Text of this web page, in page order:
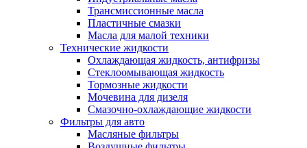
Трансмиссионные масла
Пластичные смазки
Масла для малой техники
Технические жидкости
Охлаждающая жидкость, антифризы
Стеклоомывающая жидкость
Тормозные жидкости
Мочевина для дизеля
Смазочно-охлаждающие жидкости
Фильтры для авто
Масляные фильтры